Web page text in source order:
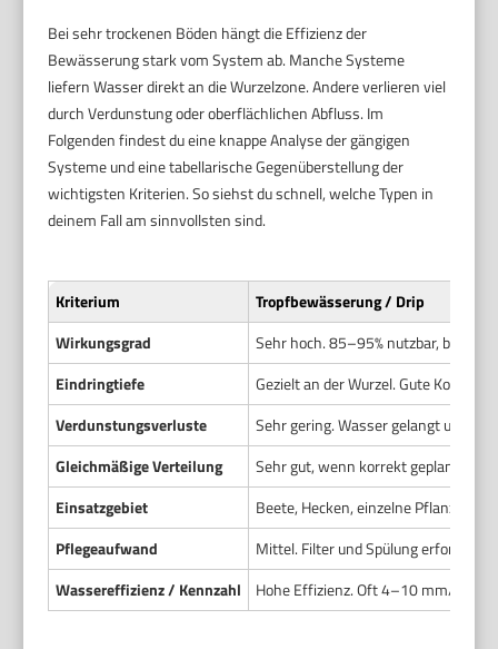
Bei sehr trockenen Böden hängt die Effizienz der
Bewässerung stark vom System ab. Manche Systeme
liefern Wasser direkt an die Wurzelzone. Andere verlieren viel
durch Verdunstung oder oberflächlichen Abfluss. Im
Folgenden findest du eine knappe Analyse der gängigen
Systeme und eine tabellarische Gegenüberstellung der
wichtigsten Kriterien. So siehst du schnell, welche Typen in
deinem Fall am sinnvollsten sind.
Kriterium
Tropfbewässerung / Drip
Wirkungsgrad
Sehr hoch. 85–95% nutzbar,
Eindringtiefe
Gezielt an der Wurzel. Gute
Verdunstungsverluste
Sehr gering. Wasser gelangt unter
Gleichmäßige Verteilung
Sehr gut, wenn korrekt geplant.
Einsatzgebiet
Beete, Hecken, einzelne Pflanzen.
Pflegeaufwand
Mittel. Filter und Spülung
Wassereffizienz / Kennzahl
Hohe Effizienz. Oft 4–10 mm/h bei